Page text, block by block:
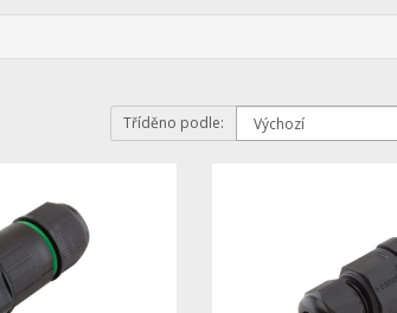
Tříděno podle: